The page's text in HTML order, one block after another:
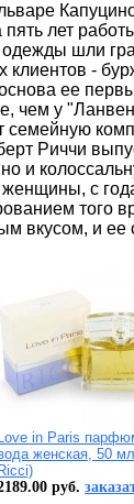
пять лет
шли
клиентов -
ее
чем у
семейную
Риччи
и
с
того
вкусом, и
Love in Paris
женская, 50
Ricci)
руб.